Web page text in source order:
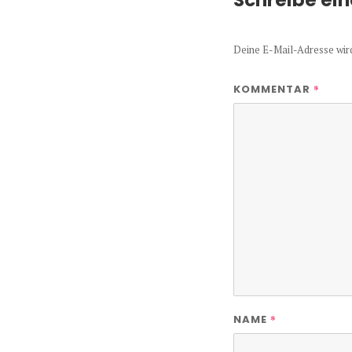
Deine E-Mail-Adresse
KOMMENTAR *
NAME *